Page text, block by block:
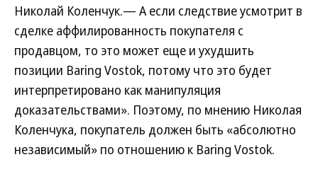
Николай Коленчук.— А если следствие усмотрит в
сделке аффилированность покупателя с
продавцом, то это может еще и ухудшить
позиции Baring Vostok, потому что это будет
интерпретировано как манипуляция
доказательствами». Поэтому, по мнению Николая
Коленчука, покупатель должен быть «абсолютно
независимый» по отношению к Baring Vostok.